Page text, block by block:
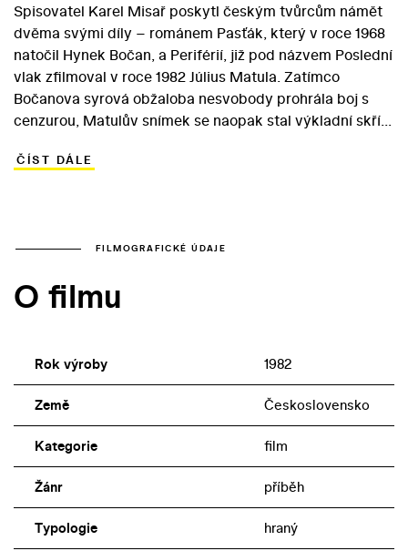
Spisovatel Karel Misař poskytl českým tvůrcům námět
dvěma svými díly – románem Pasťák, který v roce 1968
natočil Hynek Bočan, a Periférií, již pod názvem Poslední
vlak zfilmoval v roce 1982 Július Matula. Zatímco
Bočanova syrová obžaloba nesvobody prohrála boj s
cenzurou, Matulův snímek se naopak stal výkladní skříní
František Šandera – navzdory nejrůznějším
morálce dokáže František i tím, že odmítne zprofanovat
který je zajímavým dokumentem doby, ztvárnil Vladimír
ČÍST DÁLE
FILMOGRAFICKÉ ÚDAJE
O filmu
Rok výroby 1982
Země Československo
Kategorie film
Žánr příběh
Typologie hraný